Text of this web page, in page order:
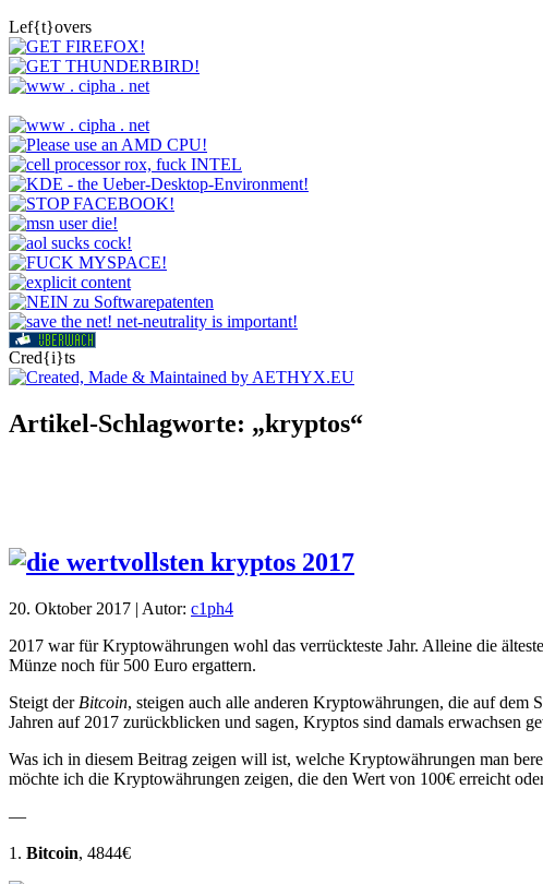
Lef{t}overs
Cred{i}ts
Artikel-Schlagworte: „kryptos“
20. Oktober 2017 | Autor: c1ph4
2017 war für Kryptowährungen wohl das verrückteste Jahr. Alleine die
Münze noch für 500 Euro ergattern.
Steigt der Bitcoin, steigen auch alle anderen Kryptowährungen, die auf dem
Jahren auf 2017 zurückblicken und sagen, Kryptos sind damals erwachsen
Was ich in diesem Beitrag zeigen will ist, welche Kryptowährungen man
möchte ich die Kryptowährungen zeigen, die den Wert von 100€ erreicht
—
1. Bitcoin, 4844€